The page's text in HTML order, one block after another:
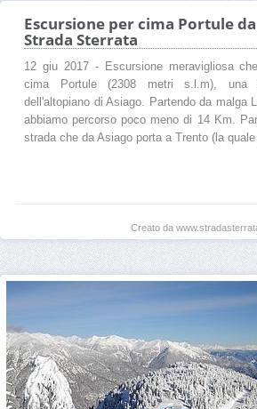
Escursione per cima Portule
Strada Sterrata
12 giu 2017 - Escursione meravigliosa
cima Portule (2308 metri s.l.m),
dell'altopiano di Asiago. Partendo da malga
abbiamo percorso poco meno di 14 Km.
strada che da Asiago porta a Trento (la quale
Creato da